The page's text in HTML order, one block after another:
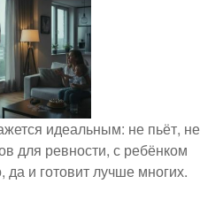
идеальным: не пьёт, не
для ревности, с ребёнком
да и готовит лучше многих.